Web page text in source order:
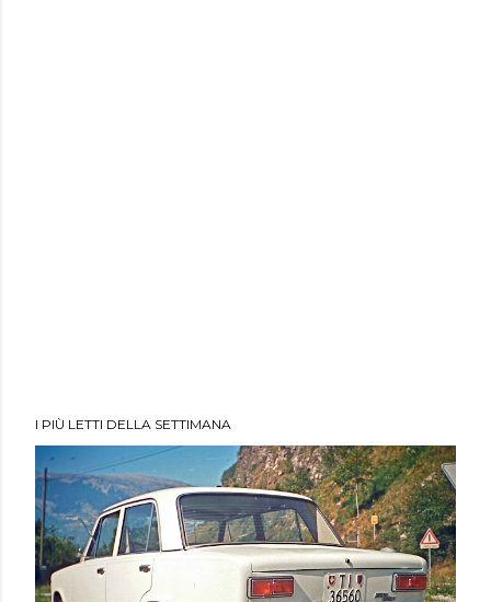
I PIÙ LETTI DELLA SETTIMANA